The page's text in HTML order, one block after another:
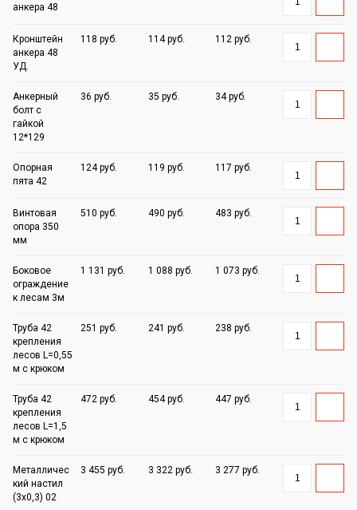
анкера 48
Кронштейн
анкера 48
УД.
118 руб. 114 руб. 112 руб.
Анкерный
болт с
гайкой
12*129
36 руб. 35 руб. 34 руб.
Опорная
пята 42
124 руб. 119 руб. 117 руб.
Винтовая
опора 350
мм
510 руб. 490 руб. 483 руб.
Боковое
ограждение
к лесам 3м
1 131 руб. 1 088 руб. 1 073 руб.
Труба 42
крепления
лесов L=0,55
м с крюком
251 руб. 241 руб. 238 руб.
Труба 42
крепления
лесов L=1,5
м с крюком
472 руб. 454 руб. 447 руб.
Металличес
кий настил
(3х0,3) 02
3 455 руб. 3 322 руб. 3 277 руб.